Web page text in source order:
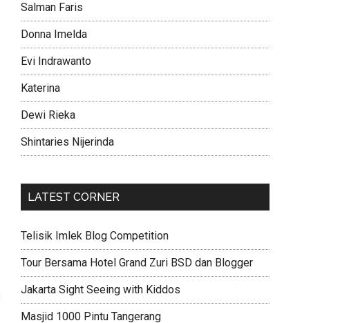
Salman Faris
Donna Imelda
Evi Indrawanto
Katerina
Dewi Rieka
Shintaries Nijerinda
LATEST CORNER
Telisik Imlek Blog Competition
Tour Bersama Hotel Grand Zuri BSD dan Blogger
Jakarta Sight Seeing with Kiddos
Masjid 1000 Pintu Tangerang